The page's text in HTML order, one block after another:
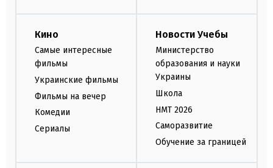
Кино
Самые интересные
фильмы
Украинские фильмы
Фильмы на вечер
Комедии
Сериалы
Новости Учебы
Министерство
образования и науки
Украины
Школа
НМТ 2026
Саморазвитие
Обучение за границей